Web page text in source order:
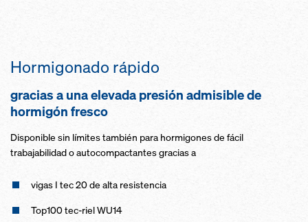
Hormigonado rápido
gracias a una elevada presión admisible de
hormigón fresco
Disponible sin límites también para hormigones de fácil
trabajabilidad o autocompactantes gracias a
vigas I tec 20 de alta resistencia
Top100 tec-riel WU14